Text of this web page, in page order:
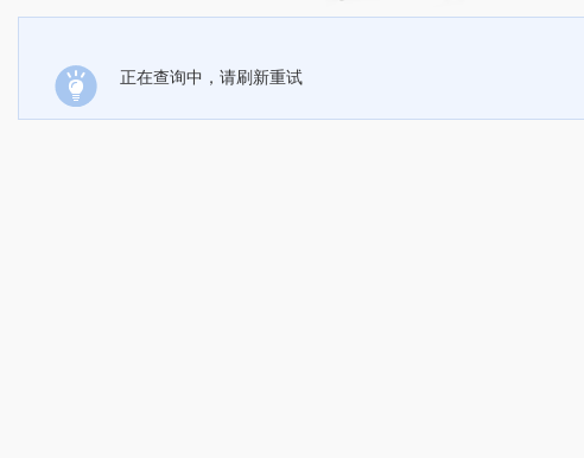
正在查询中，请刷新重试